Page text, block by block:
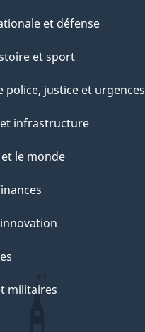
et défense
et sport
police, justice et urgences
infrastructure
et le monde
militaires